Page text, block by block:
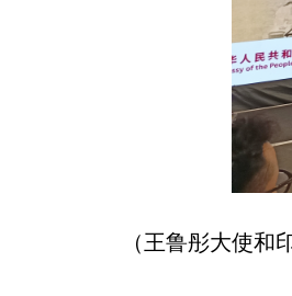
（王鲁彤大使